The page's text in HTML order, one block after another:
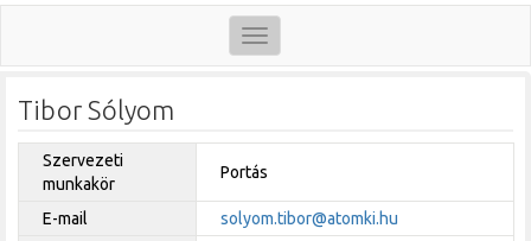
Toggle
navigation
Tibor Sólyom
Szervezeti
munkakör
Portás
E-mail
solyom.tibor@atomki.hu